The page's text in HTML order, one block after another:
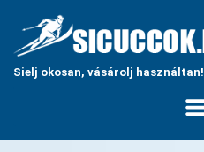
Sielj okosan, vásárolj használtan!